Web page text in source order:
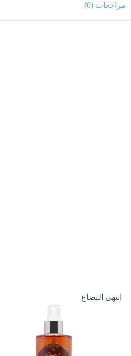
مراجعات (0)
انتهى البضاع